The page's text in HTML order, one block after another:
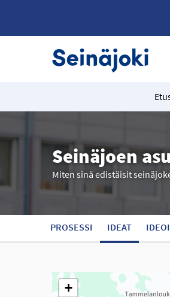
Seinäjoen
Miten sinä edistäisit
PROSESSI IDEAT
Seuraavassa elementissä
+